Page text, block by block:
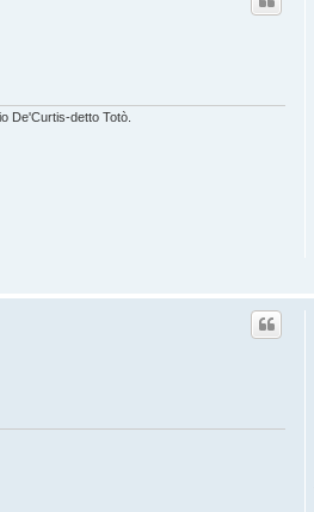
De'Curtis-detto Totò.